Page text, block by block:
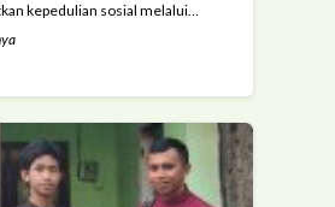
kepedulian sosial melalui
maal dari para muzaki kepada
donatur sekaligus
nyata bagi masyarakat,
yang sedang berjuang
kehidupan dan keimanan di ...